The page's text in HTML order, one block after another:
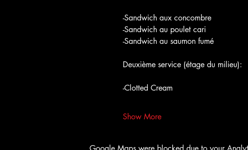
-Sandwich aux concombre
-Sandwich au poulet cari
-Sandwich au saumon fumé
Deuxième service (étage du milieu):
-Clotted Cream
Show More